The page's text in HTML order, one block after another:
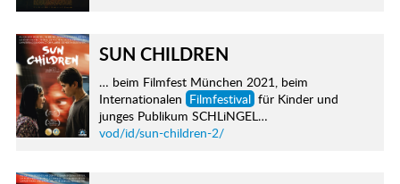
SUN CHILDREN
… beim Filmfest München 2021, beim
Internationalen Filmfestival für Kinder und
junges Publikum SCHLiNGEL…
vod/id/sun-children-2/